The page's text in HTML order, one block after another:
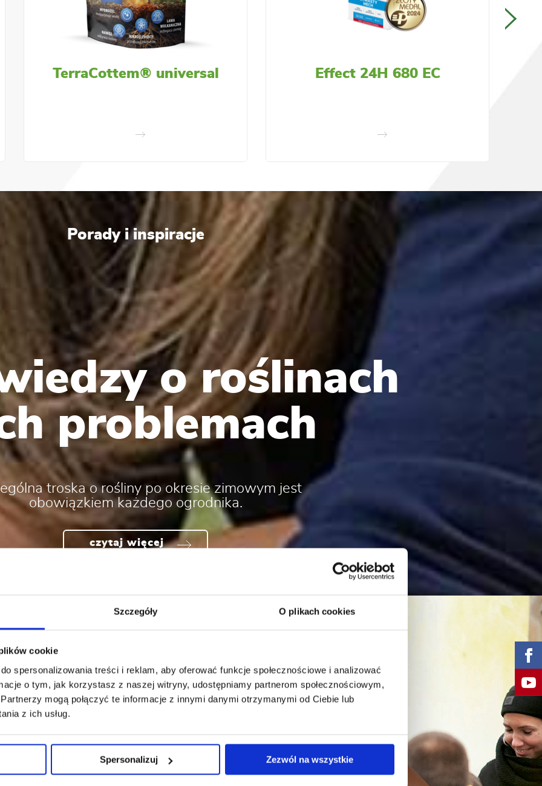
Szczegóły O plikach cookies
cookie
spersonalizowania treści i reklam, aby oferować funkcje społecznościowe i analizować
o tym, jak korzystasz z naszej witryny, udostępniamy partnerom społecznościowym,
mogą połączyć te informacje z innymi danymi otrzymanymi od Ciebie lub
z ich usług.
Spersonalizuj Zezwól na wszystkie
TerraCottem® universal Effect 24H 680 EC
Porady i inspiracje
o roślinach
problemach
troska o rośliny po okresie zimowym jest
obowiązkiem każdego ogrodnika.
czytaj więcej